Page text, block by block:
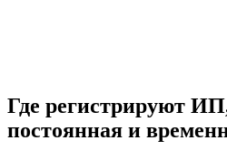
Где регистрируют
постоянная и